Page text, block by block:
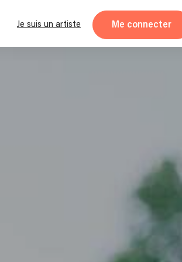
Je suis un artiste Me connecter